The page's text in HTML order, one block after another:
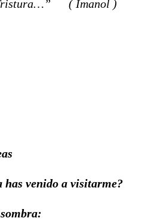
( Imanol )
has venido a visitarme?